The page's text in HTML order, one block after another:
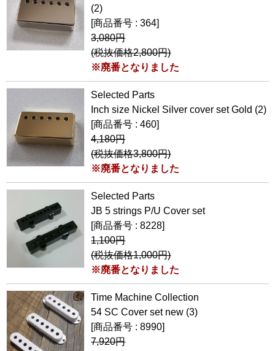
(2)
[商品番号 : 364]
3,080円
(税抜価格2,800円)
※廃番となりました
Selected Parts
Inch size Nickel Silver cover set Gold (2)
[商品番号 : 460]
4,180円
(税抜価格3,800円)
※廃番となりました
Selected Parts
JB 5 strings P/U Cover set
[商品番号 : 8228]
1,100円
(税抜価格1,000円)
※廃番となりました
Time Machine Collection
54 SC Cover set new (3)
[商品番号 : 8990]
7,920円